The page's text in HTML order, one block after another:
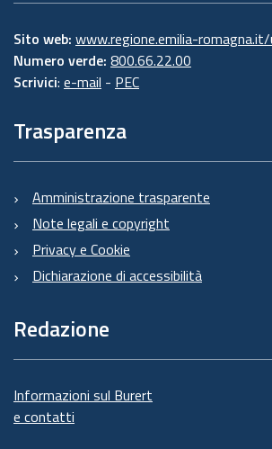
Sito web: www.regione.emilia-
Numero verde: 800.66.22.00
Scrivici: e-mail - PEC
Trasparenza
Amministrazione trasparente
Note legali e copyright
Privacy e Cookie
Dichiarazione di accessibilità
Redazione
Informazioni sul Burert
e contatti